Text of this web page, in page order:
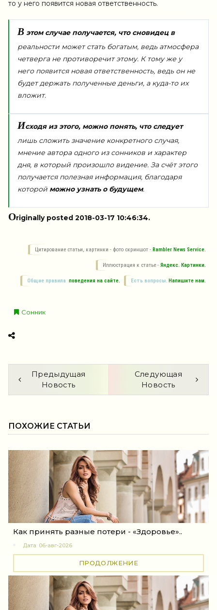
то у него появится новая ответственность.
Вэтом случае получается, что сновидец в
реальности может стать богатым, ведь атмосфера
четверга не противоречит этому. К тому же у
него появится новая ответственность, ведь он не
будет держать полученные деньги, а куда-то их
вложит.
Исходя из этого, можно понять, что следует
лишь сложить значение конкретного случая,
мнение автора одного из сонников и характер
дня, в который произошло видение. За счёт этого
получается полезная информация, благодаря
которой можно узнать о будущем.
Originally posted 2018-03-17 10:46:34.
Цитирование статьи, картинки - фото скриншот - Rambler News Service.
Иллюстрация к статье - Яндекс. Картинки.
Есть вопросы. Напишите нам.
Общие правила поведения на сайте.
Сонник
Предыдущая
Новость
Следующая
Новость
ПОХОЖИЕ СТАТЬИ
Как принять разные потери - «Здоровье»..
Дата 06-авг-2026
ПРОДОЛЖЕНИЕ